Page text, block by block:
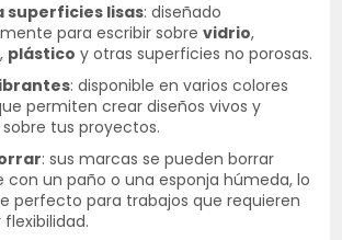
superficies lisas: diseñado
para escribir sobrevidrio,
, plástico y otras superficies no porosas.
: disponible en varios colores
permiten crear diseños vivos y
tus proyectos.
: sus marcas se pueden borrar
un paño o una esponja húmeda, lo
perfecto para trabajos que requieren